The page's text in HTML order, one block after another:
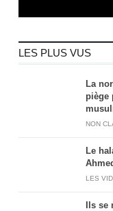
LES PLUS VUS
La
piège
NON
Le
LES
Ils se